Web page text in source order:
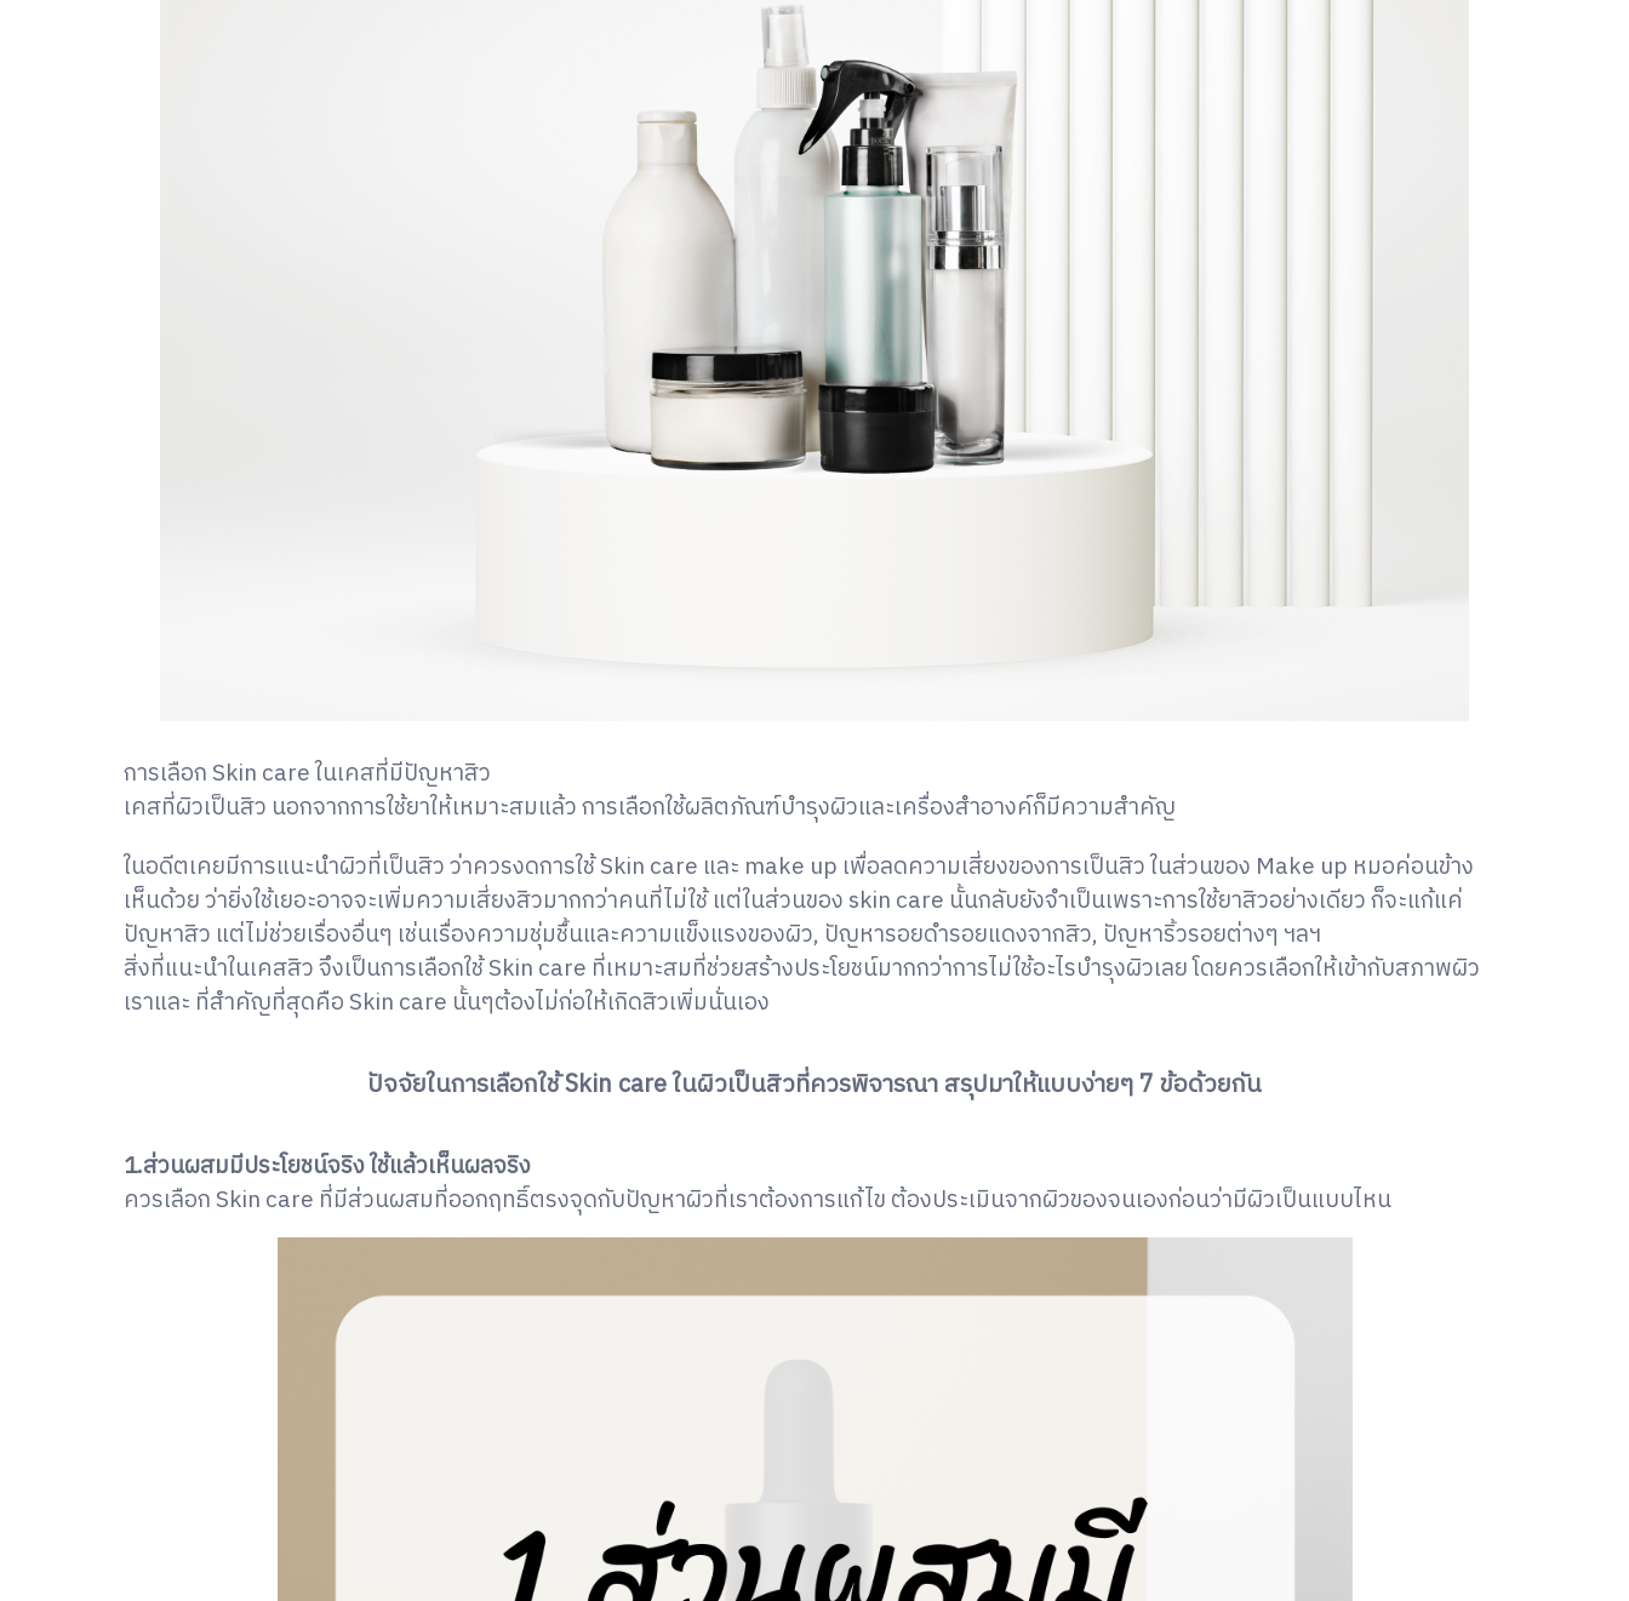
การเลือก Skin care ในเคสที่มีปัญหาสิว
เคสที่ผิวเป็นสิว นอกจากการใช้ยาให้เหมาะสมแล้ว การเลือกใช้ผลิตภัณฑ์บำรุงผิวและเครื่องสำอางค์ก็มีความสำคัญ
ในอดีตเคยมีการแนะนำผิวที่เป็นสิว ว่าควรงดการใช้ Skin care และ make up เพื่อลดความเสี่ยงของการเป็นสิว ในส่วนของ Make up หมอค่อนข้าง
เห็นด้วย ว่ายิ่งใช้เยอะอาจจะเพิ่มความเสี่ยงสิวมากกว่าคนที่ไม่ใช้ แต่ในส่วนของ skin care นั้นกลับยังจำเป็นเพราะการใช้ยาสิวอย่างเดียว ก็จะแก้แค่
ปัญหาสิว แต่ไม่ช่วยเรื่องอื่นๆ เช่นเรื่องความชุ่มชื้นและความแข็งแรงของผิว, ปัญหารอยดำรอยแดงจากสิว, ปัญหาริ้วรอยต่างๆ ฯลฯ
สิ่งที่แนะนำในเคสสิว จึงเป็นการเลือกใช้ Skin care ที่เหมาะสมที่ช่วยสร้างประโยชน์มากกว่าการไม่ใช้อะไรบำรุงผิวเลย โดยควรเลือกให้เข้ากับสภาพผิว
เราและ ที่สำคัญที่สุดคือ Skin care นั้นๆต้องไม่ก่อให้เกิดสิวเพิ่มนั่นเอง
ปัจจัยในการเลือกใช้ Skin care ในผิวเป็นสิวที่ควรพิจารณา สรุปมาให้แบบง่ายๆ 7 ข้อด้วยกัน
1.ส่วนผสมมีประโยชน์จริง ใช้แล้วเห็นผลจริง
ควรเลือก Skin care ที่มีส่วนผสมที่ออกฤทธิ์ตรงจุดกับปัญหาผิวที่เราต้องการแก้ไข ต้องประเมินจากผิวของจนเองก่อนว่ามีผิวเป็นแบบไหน